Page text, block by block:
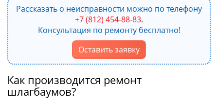
Рассказать о неисправности можно по телефону
+7 (812) 454-88-83.
Консультация по ремонту бесплатно!
Оставить заявку
Как производится ремонт
шлагбаумов?